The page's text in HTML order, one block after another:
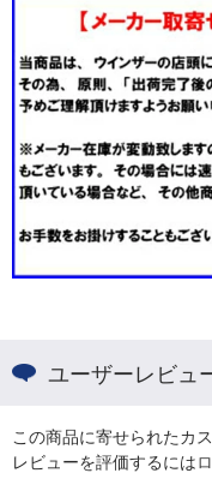
ユーザーレビュ
この商品に寄せられたカ
レビューを評価するには